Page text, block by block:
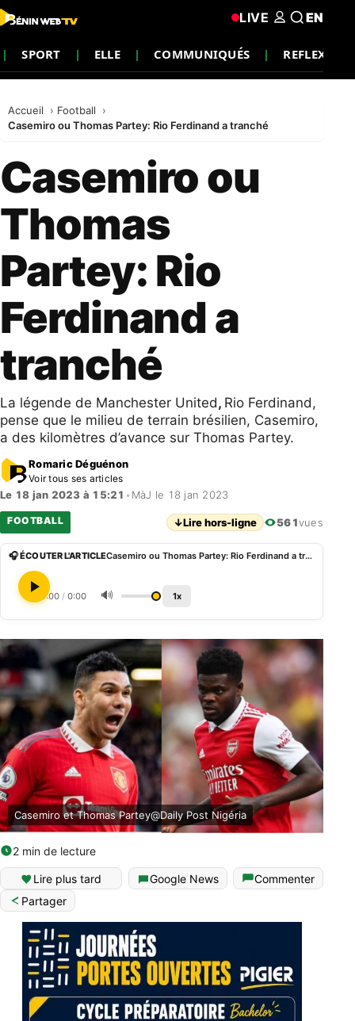
SPORT ELLE COMMUNIQUÉS REFLEXION
LIVE EN
Accueil
Football
Casemiro ou Thomas Partey: Rio Ferdinand a tranché
Casemiro ou
Thomas
Partey: Rio
Ferdinand a
tranché
La légende de Manchester United, Rio Ferdinand,
pense que le milieu de terrain brésilien, Casemiro,
a des kilomètres d’avance sur Thomas Partey.
Romaric Déguénon
Voir tous ses articles
Le 18 jan 2023 à 15:21 • MàJ le 18 jan 2023
FOOTBALL ↓Lire hors-ligne 561vues
🎧 ÉCOUTER L'ARTICLE Casemiro ou Thomas Partey: Rio Ferdinand a tranché
0:00 / 0:00 🔊 1x
Casemiro et Thomas Partey@Daily Post Nigéria
2 min de lecture
Lire plus tard Google News
Commenter
Partager